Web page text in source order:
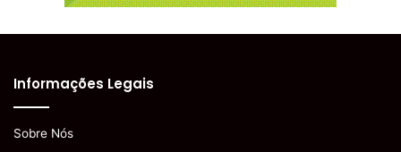
Informações Legais
Sobre Nós